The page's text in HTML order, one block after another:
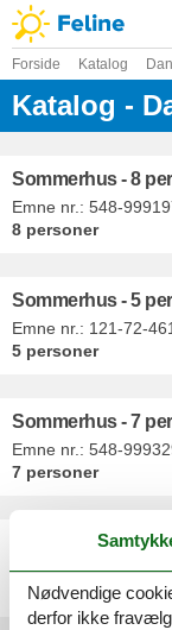
Forside Katalog
Katalog -
Sommerhus - 8
Emne nr.: 548-
8 personer
Sommerhus - 5
Emne nr.: 121-72-
5 personer
Emne nr.: 548-
7 personer
Sommerhus - 6
Emne nr.:548-
6 personer
Nødvendige
derfor ikke